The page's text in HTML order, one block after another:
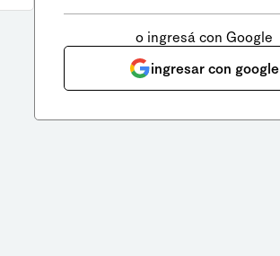
o ingresá con Google
ingresar con google